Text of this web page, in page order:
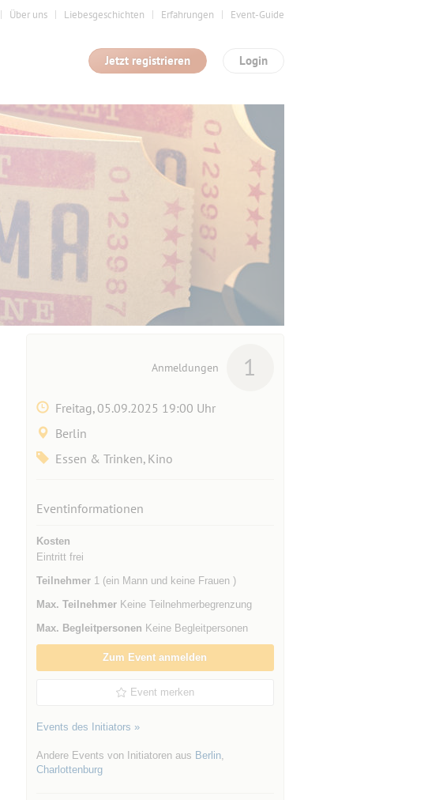
Über uns Liebesgeschichten Erfahrungen Event-Guide
Login
Jetzt registrieren
Anmeldungen 1
Freitag, 05.09.2025 19:00 Uhr
Berlin
Essen & Trinken, Kino
Eventinformationen
Kosten
Eintritt frei
Teilnehmer1 (ein Mann und keine Frauen )
Max. TeilnehmerKeine Teilnehmerbegrenzung
Max. Begleitpersonen Keine Begleitpersonen
Zum Event anmelden
Event merken
Events des Initiators »
Andere Events von Initiatoren aus Berlin,
Charlottenburg